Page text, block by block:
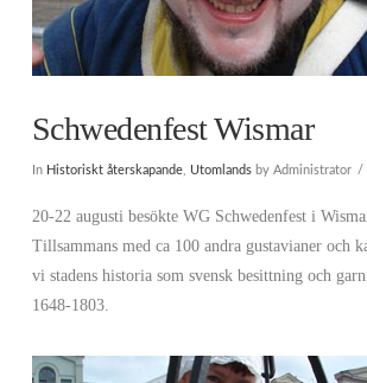
Schwedenfest Wismar
In Historiskt återskapande, Utomlandsby Administrator
20-22 augusti besökte WG Schwedenfest i
Tillsammans med ca 100 andra gustavianer och
vi stadens historia som svensk besittning och
1648-1803.